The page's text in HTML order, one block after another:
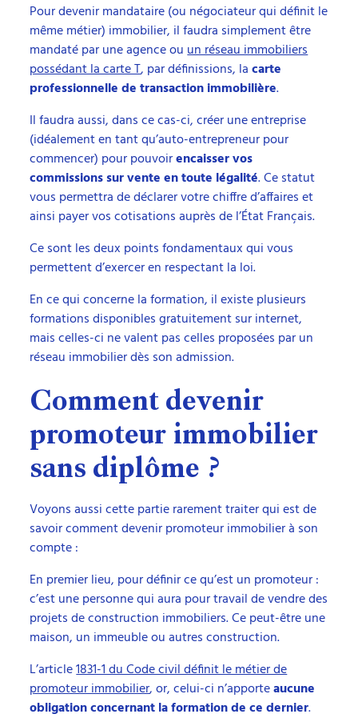
Pour devenir mandataire (ou négociateur qui définit le
même métier) immobilier, il faudra simplement être
mandaté par une agence ouun réseau immobiliers
possédant la carte T, par définissions, lacarte
professionnelle de transaction immobilière.
Il faudra aussi, dans ce cas-ci, créer une entreprise
(idéalement en tant qu’auto-entrepreneur pour
commencer) pour pouvoirencaisser vos
commissions sur vente en toute légalité. Ce statut
vous permettra de déclarer votre chiffre d’affaires et
ainsi payer vos cotisations auprès de l’État Français.
Ce sont les deux points fondamentaux qui vous
permettent d’exercer en respectant la loi.
En ce qui concerne la formation, il existe plusieurs
formations disponibles gratuitement sur internet,
mais celles-ci ne valent pas celles proposées par un
réseau immobilier dès son admission.
Comment devenir
promoteur immobilier
sans diplôme ?
Voyons aussi cette partie rarement traiter qui est de
savoir comment devenir promoteur immobilier à son
compte :
En premier lieu, pour définir ce qu’est un promoteur :
c’est une personne qui aura pour travail de vendre des
projets de construction immobiliers. Ce peut-être une
maison, un immeuble ou autres construction.
L’article1831-1 du Code civil définit le métier de
promoteur immobilier, or, celui-ci n’apporteaucune
obligation concernant la formation de ce dernier.